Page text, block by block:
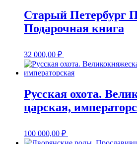
Старый Петербург
Подарочная книга
32 000,00 ₽
Русская охота.
царская,
100 000,00 ₽